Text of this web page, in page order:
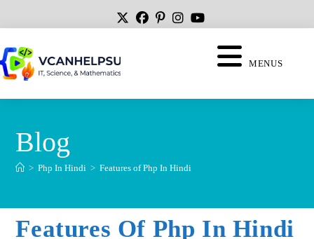
MENUS
Blog
> Php In Hindi > Features of Php In Hindi
Features Of Php In Hindi